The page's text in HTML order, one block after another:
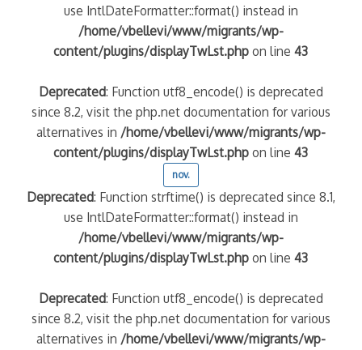
use IntlDateFormatter::format() instead in
/home/vbellevi/www/migrants/wp-
content/plugins/displayTwLst.php on line43
Deprecated: Function utf8_encode() is deprecated
since 8.2, visit the php.net documentation for various
alternatives in /home/vbellevi/www/migrants/wp-
content/plugins/displayTwLst.php on line43
nov.
Deprecated: Function strftime() is deprecated since 8.1,
use IntlDateFormatter::format() instead in
/home/vbellevi/www/migrants/wp-
content/plugins/displayTwLst.php on line43
Deprecated: Function utf8_encode() is deprecated
since 8.2, visit the php.net documentation for various
alternatives in /home/vbellevi/www/migrants/wp-